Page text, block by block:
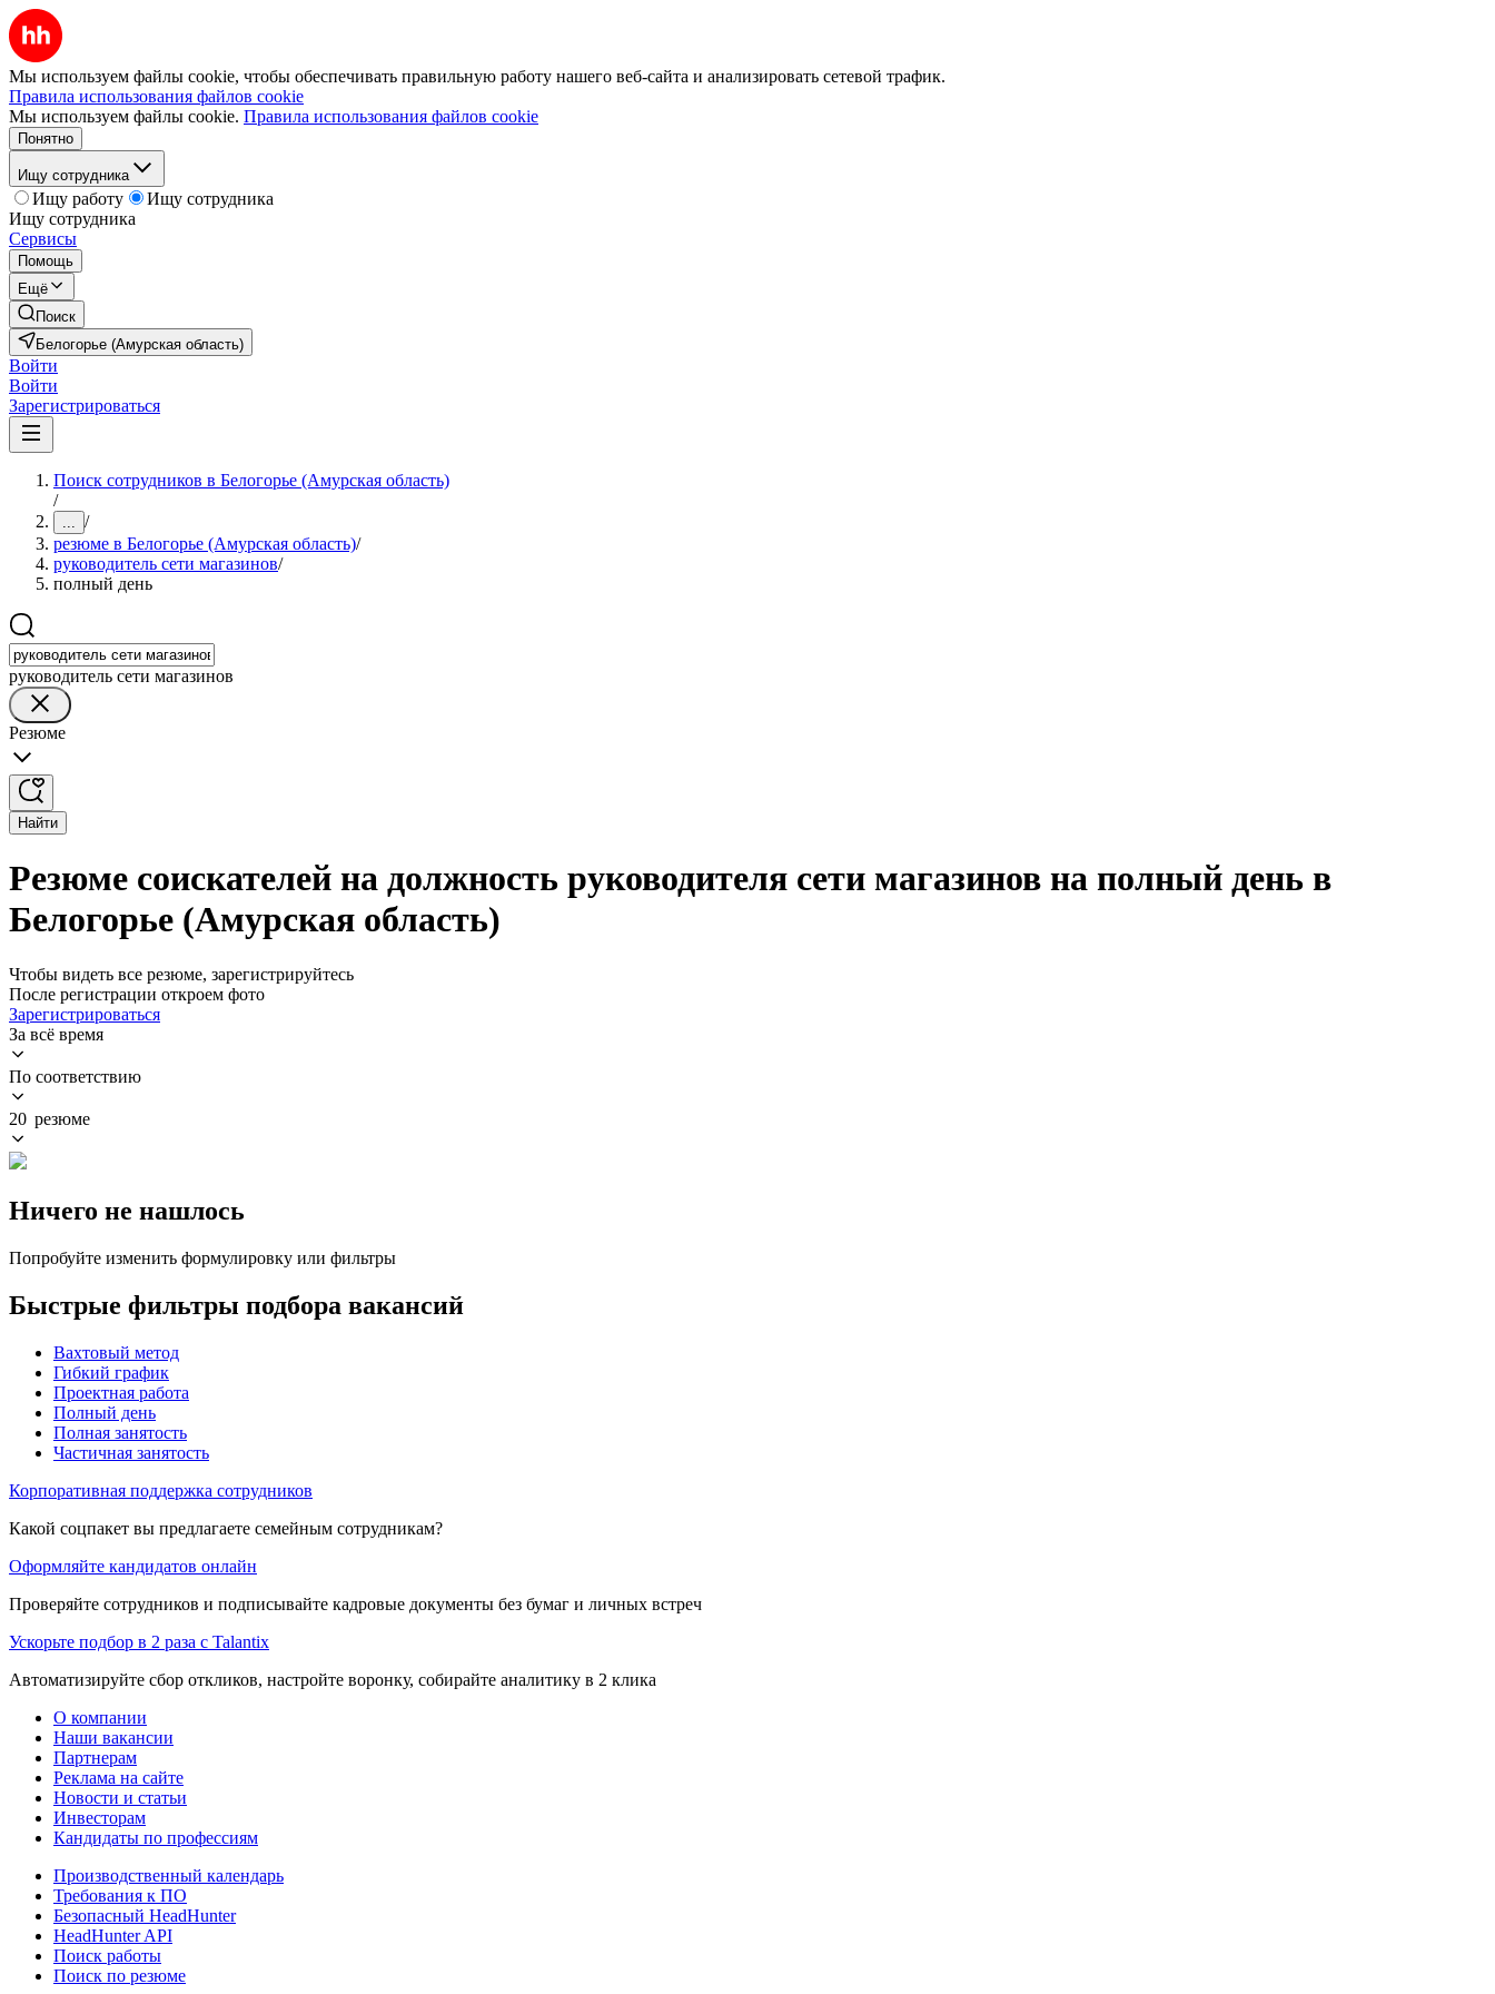
Мы используем файлы cookie, чтобы обеспечивать правильную работу нашего веб-сайта и анализировать сетевой трафик.
Правила использования файлов cookie
Мы используем файлы cookie. Правила использования файлов cookie
Понятно
Ищу сотрудника
Ищу работу
Ищу сотрудника
Ищу сотрудника
Сервисы
Помощь
Ещё
Поиск
Белогорье (Амурская область)
Войти
Войти
Зарегистрироваться
Поиск сотрудников в Белогорье (Амурская область)
/
... /
резюме в Белогорье (Амурская область)/
руководитель сети магазинов/
полный день
руководитель сети магазинов
Резюме
Найти
Резюме соискателей на должность руководителя сети магазинов на полный день в
Белогорье (Амурская область)
Чтобы видеть все резюме, зарегистрируйтесь
После регистрации откроем фото
Зарегистрироваться
За всё время
По соответствию
20 резюме
Ничего не нашлось
Попробуйте изменить формулировку или фильтры
Быстрые фильтры подбора вакансий
Вахтовый метод
Гибкий график
Проектная работа
Полный день
Полная занятость
Частичная занятость
Корпоративная поддержка сотрудников
Какой соцпакет вы предлагаете семейным сотрудникам?
Оформляйте кандидатов онлайн
Проверяйте сотрудников и подписывайте кадровые документы без бумаг и личных встреч
Ускорьте подбор в 2 раза с Talantix
Автоматизируйте сбор откликов, настройте воронку, собирайте аналитику в 2 клика
О компании
Наши вакансии
Партнерам
Реклама на сайте
Новости и статьи
Инвесторам
Кандидаты по профессиям
Производственный календарь
Требования к ПО
Безопасный HeadHunter
HeadHunter API
Поиск работы
Поиск по резюме